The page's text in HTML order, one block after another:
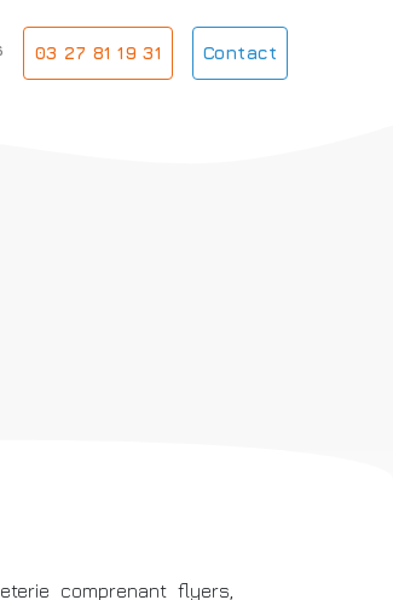
03 27 81 19 31 Contact
comprenant flyers,